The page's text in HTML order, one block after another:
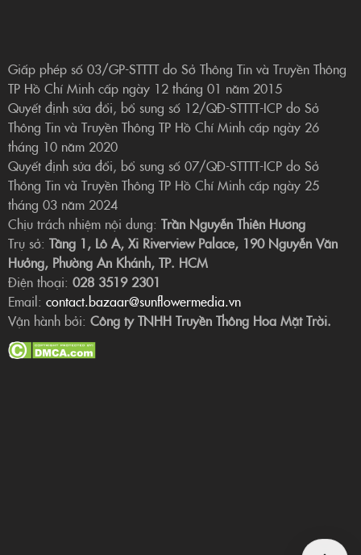
Giấp phép số 03/GP-STTTT do Sở Thông Tin và Truyền Thông
TP Hồ Chí Minh cấp ngày 12 tháng 01 năm 2015
Quyết định sửa đổi, bổ sung số 12/QĐ-STTTT-ICP do Sở
Thông Tin và Truyền Thông TP Hồ Chí Minh cấp ngày 26
tháng 10 năm 2020
Quyết định sửa đổi, bổ sung số 07/QĐ-STTTT-ICP do Sở
Thông Tin và Truyền Thông TP Hồ Chí Minh cấp ngày 25
tháng 03 năm 2024
Chịu trách nhiệm nội dung: Trần Nguyễn Thiên Hương
Trụ sở: Tầng 1, Lô A, Xi Riverview Palace, 190 Nguyễn Văn
Hưởng, Phường An Khánh, TP. HCM
Điện thoại: 028 3519 2301
Email: contact.bazaar@sunflowermedia.vn
Vận hành bởi: Công ty TNHH Truyền Thông Hoa Mặt Trời.